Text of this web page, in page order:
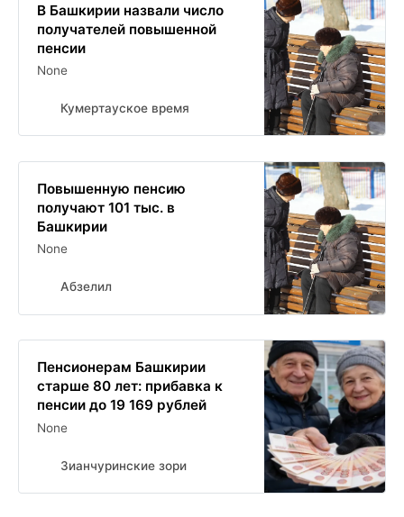
В Башкирии назвали число
получателей повышенной
пенсии
None
Кумертауское время
Повышенную пенсию
получают 101 тыс. в
Башкирии
None
Абзелил
Пенсионерам Башкирии
старше 80 лет: прибавка к
пенсии до 19 169 рублей
None
Зианчуринские зори